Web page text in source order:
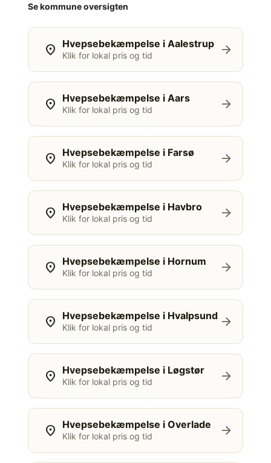
Se kommune oversigten
location_on Hvepsebekæmpelse i Aalestrup
Klik for lokal pris og tid arrow_forward
location_on Hvepsebekæmpelse i Aars
Klik for lokal pris og tid arrow_forward
location_on Hvepsebekæmpelse i Farsø
Klik for lokal pris og tid arrow_forward
location_on Hvepsebekæmpelse i Havbro
Klik for lokal pris og tid arrow_forward
location_on Hvepsebekæmpelse i Hornum
Klik for lokal pris og tid arrow_forward
location_on Hvepsebekæmpelse i Hvalpsund
Klik for lokal pris og tid arrow_forward
location_on Hvepsebekæmpelse i Løgstør
Klik for lokal pris og tid arrow_forward
location_on Hvepsebekæmpelse i Overlade
Klik for lokal pris og tid arrow_forward